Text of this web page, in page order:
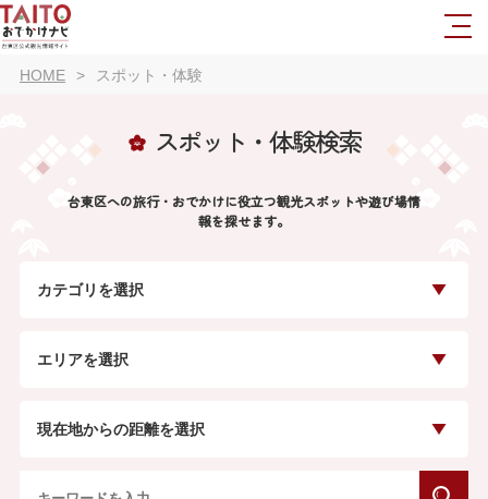
HOME スポット・体験
スポット・体験検索
台東区への旅行・おでかけに役立つ観光スポットや遊び場情
報を探せます。
カテゴリを選択
エリアを選択
現在地からの距離を選択